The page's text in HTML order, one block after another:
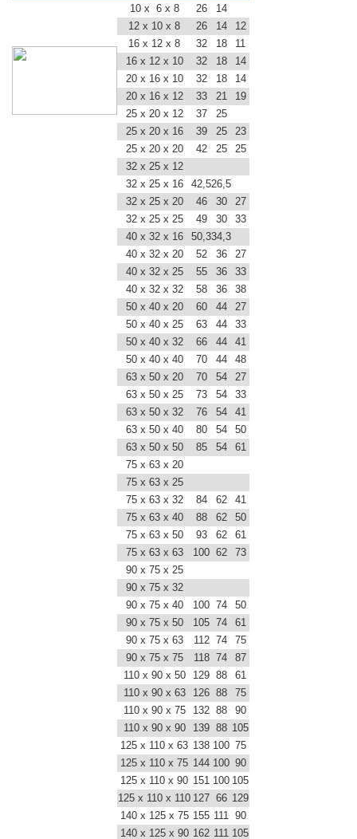
10 x 6 x 8
26
14
12 x 10 x 8
26 14
12
16 x 12 x 8
32 18
11
16 x 12 x 10
32 18
14
20 x 16 x 10
32 18
14
20 x 16 x 12
33 21
19
25 x 20 x 12
37
25
25 x 20 x 16
39 25
23
25 x 20 x 20
42 25
25
32 x 25 x 12
32 x 25 x 16
42,526,5
32 x 25 x 20
46 30
27
32 x 25 x 25
49 30
33
40 x 32 x 16
50,334,3
40 x 32 x 20
52 36
27
40 x 32 x 25
55 36
33
40 x 32 x 32
58 36
38
50 x 40 x 20
60 44
27
50 x 40 x 25
63 44
33
50 x 40 x 32
66 44
41
50 x 40 x 40
70 44
48
63 x 50 x 20
70 54
27
63 x 50 x 25
73 54
33
63 x 50 x 32
76 54
41
63 x 50 x 40
80 54
50
63 x 50 x 50
85 54
61
75 x 63 x 20
75 x 63 x 25
75 x 63 x 32
84 62
41
75 x 63 x 40
88 62
50
75 x 63 x 50
93 62
61
75 x 63 x 63
100 62
73
90 x 75 x 25
90 x 75 x 32
90 x 75 x 40
100 74
50
90 x 75 x 50
105 74
61
90 x 75 x 63
112 74
75
90 x 75 x 75
118 74
87
110 x 90 x 50
129 88
61
110 x 90 x 63
126 88
75
110 x 90 x 75
132 88
90
110 x 90 x 90
139 88 105
125 x 110 x 63 138 100 75
125 x 110 x 75 144 100 90
125 x 110 x 90 151 100 105
125 x 110 x 110 127 66 129
140 x 125 x 75 155 111 90
140 x 125 x 90 162 111 105